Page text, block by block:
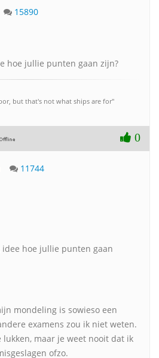
15890
hoe jullie punten gaan zijn?
but that's not what ships are for"
0
11744
hoe jullie punten gaan
mondeling is sowieso een
examens zou ik niet weten.
lukken, maar je weet nooit dat ik
ofzo.